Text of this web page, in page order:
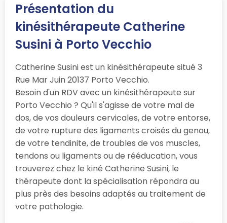
Présentation du
kinésithérapeute Catherine
Susini à Porto Vecchio
Catherine Susini est un kinésithérapeute situé 3
Rue Mar Juin 20137 Porto Vecchio.
Besoin d'un RDV avec un kinésithérapeute sur
Porto Vecchio ? Qu'il s'agisse de votre mal de
dos, de vos douleurs cervicales, de votre entorse,
de votre rupture des ligaments croisés du genou,
de votre tendinite, de troubles de vos muscles,
tendons ou ligaments ou de rééducation, vous
trouverez chez le kiné Catherine Susini, le
thérapeute dont la spécialisation répondra au
plus près des besoins adaptés au traitement de
votre pathologie.